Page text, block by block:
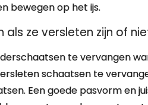
bewegen op het ijs.
ze versleten zijn of
te vervangen
schaatsen te
Een goede pasvorm en